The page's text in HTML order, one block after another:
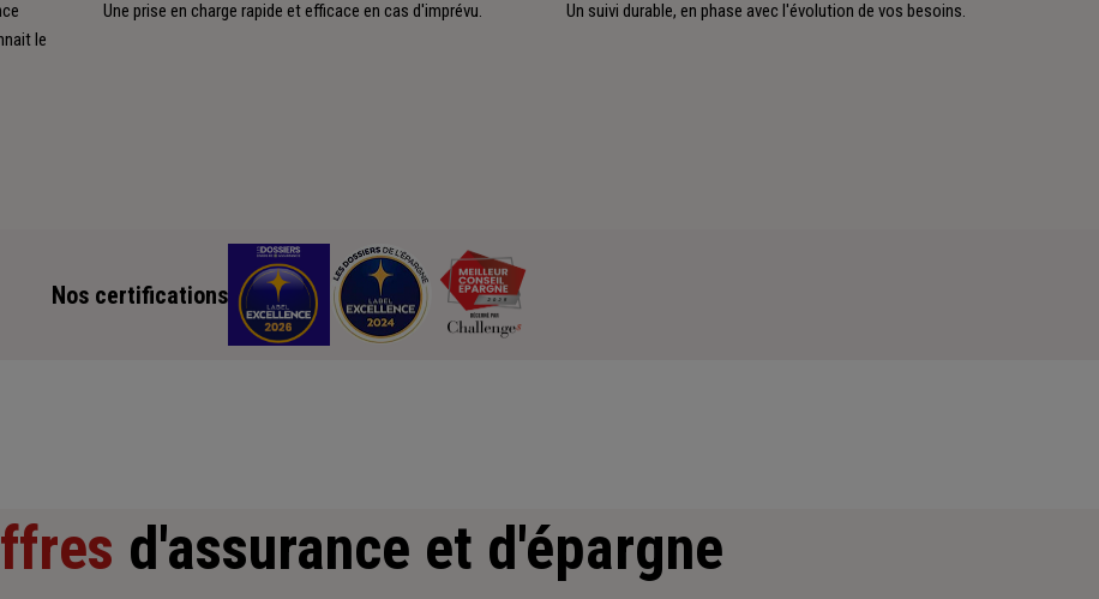
le
Une prise en charge rapide et efficace en cas d'imprévu. Un suivi durable, en phase avec l'évolution de vos besoins.
Nos certifications
d'assurance et d'épargne